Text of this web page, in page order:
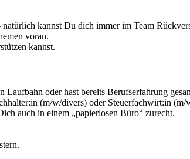
kannst Du dich immer im Team
voran.
kannst.
oder hast bereits Berufserfahrung
(m/w/divers) oder Steuerfachwirt:in (m/
auch in einem „papierlosen Büro“ zurecht.